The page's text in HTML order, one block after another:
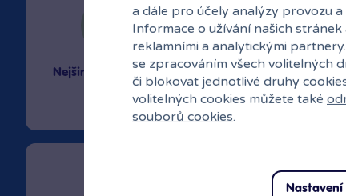
Nejširší sortiment na
27 kamenných
a dále pro účely analýzy provozu
Informace o užívání našich
reklamními a analytickými
se zpracováním všech volitelných
či blokovat jednotlivé druhy
volitelných cookies můžete také
souborů cookies.
Nastavení